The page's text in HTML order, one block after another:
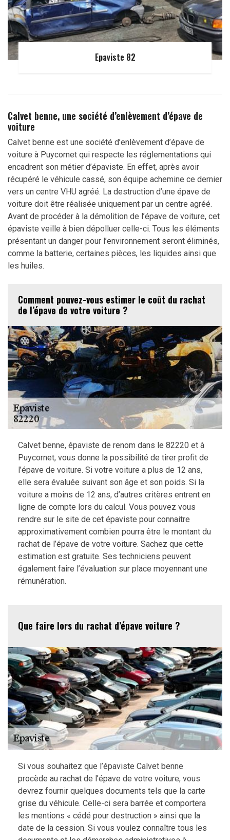
Epaviste 82
Calvet benne, une société d’enlèvement d’épave de
voiture
Calvet benne est une société d’enlèvement d’épave de
voiture à Puycornet qui respecte les réglementations qui
encadrent son métier d’épaviste. En effet, après avoir
récupéré le véhicule cassé, son équipe achemine ce dernier
vers un centre VHU agréé. La destruction d’une épave de
voiture doit être réalisée uniquement par un centre agréé.
Avant de procéder à la démolition de l’épave de voiture, cet
épaviste veille à bien dépolluer celle-ci. Tous les éléments
présentant un danger pour l’environnement seront éliminés,
comme la batterie, certaines pièces, les liquides ainsi que
les huiles.
Comment pouvez-vous estimer le coût du rachat
de l’épave de votre voiture ?
Calvet benne, épaviste de renom dans le 82220 et à
Puycornet, vous donne la possibilité de tirer profit de
l’épave de voiture. Si votre voiture a plus de 12 ans,
elle sera évaluée suivant son âge et son poids. Si la
voiture a moins de 12 ans, d’autres critères entrent en
ligne de compte lors du calcul. Vous pouvez vous
rendre sur le site de cet épaviste pour connaitre
approximativement combien pourra être le montant du
rachat de l’épave de votre voiture. Sachez que cette
estimation est gratuite. Ses techniciens peuvent
également faire l’évaluation sur place moyennant une
rémunération.
Que faire lors du rachat d’épave voiture ?
Si vous souhaitez que l’épaviste Calvet benne
procède au rachat de l’épave de votre voiture, vous
devrez fournir quelques documents tels que la carte
grise du véhicule. Celle-ci sera barrée et comportera
les mentions « cédé pour destruction » ainsi que la
date de la cession. Si vous voulez connaître tous les